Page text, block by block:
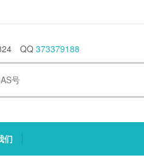
QQ 373379188
们